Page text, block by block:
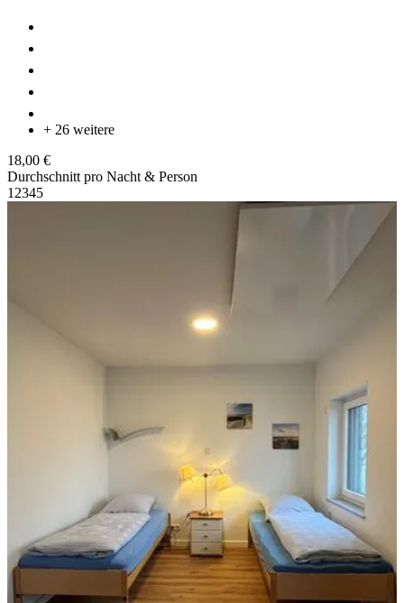
+ 26 weitere
18,00 €
Durchschnitt pro Nacht & Person
1 2345